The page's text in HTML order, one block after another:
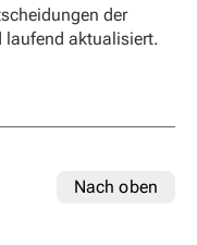
der
laufend aktualisiert.
Nach oben